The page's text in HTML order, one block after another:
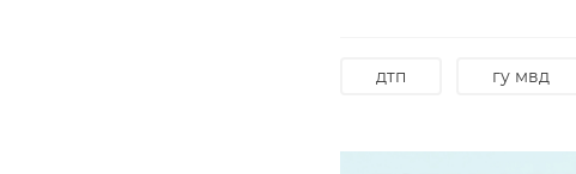
дтп гу мвд